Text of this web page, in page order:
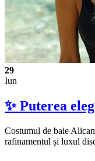
29
Iun
✨ Puterea
Costumul de baie
rafinamentul și luxul